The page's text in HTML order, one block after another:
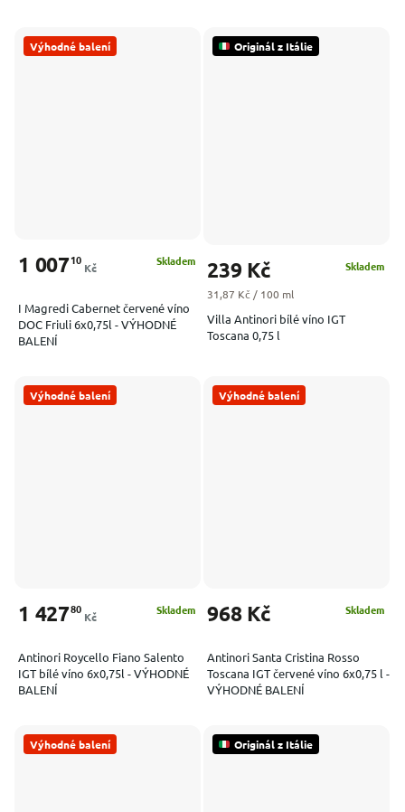
Výhodné balení
I Magredi Cabernet červené víno
DOC Friuli 6x0,75l - VÝHODNÉ
BALENÍ
Skladem
1 00710
Kč
Originál z Itálie
Villa Antinori bílé víno IGT
Toscana 0,75 l
Skladem
239 Kč
Měrná cena:
31,87 Kč / 100 ml
Výhodné balení
Antinori Roycello Fiano Salento
IGT bílé víno 6x0,75l - VÝHODNÉ
BALENÍ
Skladem
1 42780
Kč
Výhodné balení
Antinori Santa Cristina Rosso
Toscana IGT červené víno 6x0,75 l -
VÝHODNÉ BALENÍ
Skladem
968 Kč
Výhodné balení Originál z Itálie